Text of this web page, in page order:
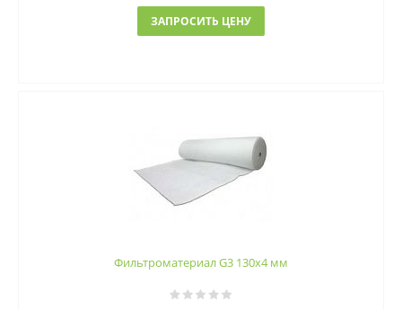
ЗАПРОСИТЬ ЦЕНУ
Фильтроматериал G3 130x4 мм